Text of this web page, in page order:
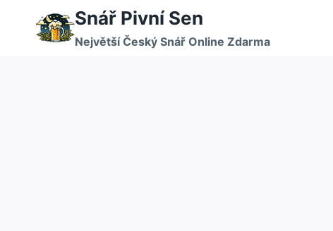
Snář Pivní Sen
Největší Český Snář Online Zdarma